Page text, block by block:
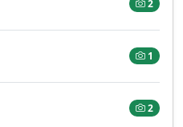
2
1
2